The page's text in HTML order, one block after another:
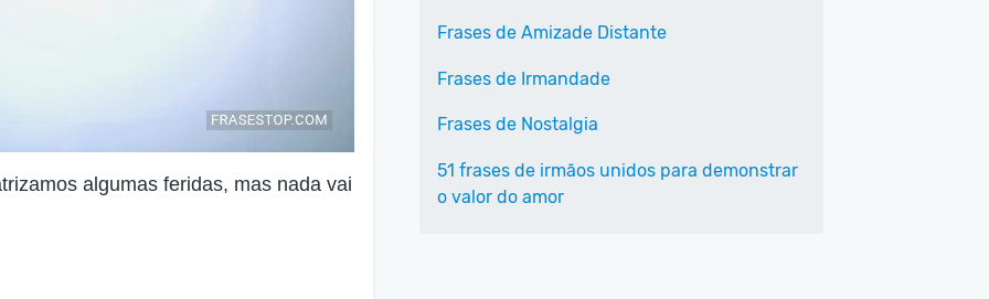
algumas feridas, mas nada vai
Frases de Amizade Distante
Frases de Irmandade
Frases de Nostalgia
51 frases de irmãos unidos para demonstrar
o valor do amor